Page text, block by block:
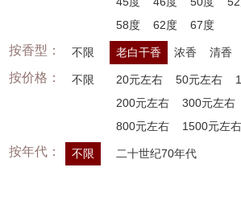
58度
62度 67度
按香型： 不限 老白干香 浓香 清香
按价格： 不限 20元左右 50元左右
200元左右
300元左右
800元左右
1500元左右
按年代： 不限 二十世纪70年代